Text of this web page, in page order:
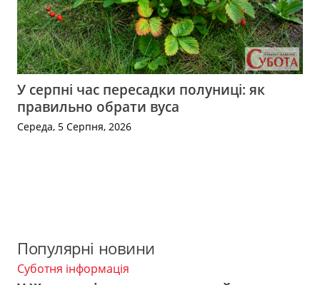
У серпні час пересадки полуниці: як
правильно обрати вуса
Середа, 5 Серпня, 2026
Популярні новини
Суботня інформація